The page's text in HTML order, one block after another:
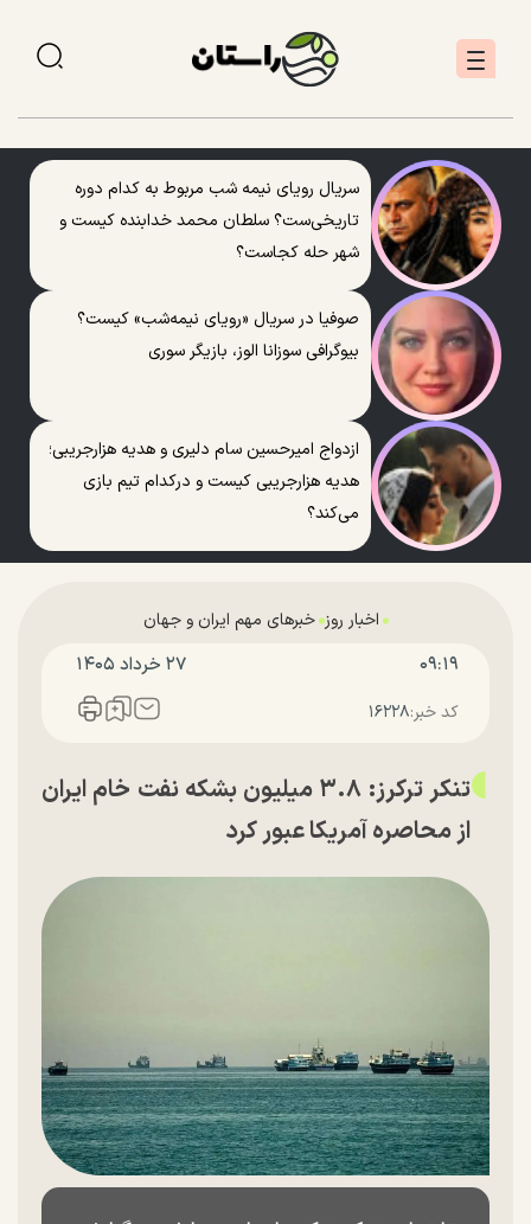
سریال رویای نیمه شب مربوط به کدام دوره
تاریخی‌ست؟ سلطان محمد خدابنده کیست و
شهر حله کجاست؟
صوفیا در سریال «رویای نیمه‌شب» کیست؟
بیوگرافی سوزانا الوز، بازیگر سوری
ازدواج امیرحسین سام دلیری و هدیه هزارجریبی؛
هدیه هزارجریبی کیست و درکدام تیم بازی
می‌کند؟
اخبار روز خبرهای مهم ایران و جهان
۰۹:۱۹ ۲۷ خرداد ۱۴۰۵
کد خبر:۱۶۲۲۸
تنکر ترکرز: ۳.۸ میلیون بشکه نفت خام ایران
از محاصره آمریکا عبور کرد